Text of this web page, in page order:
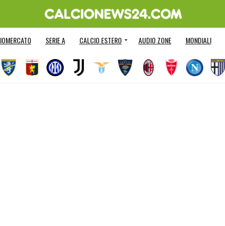
SERIE A CALCIO ESTERO AUDIO ZONE MONDIALI